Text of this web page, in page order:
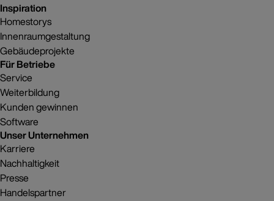
Inspiration
Homestorys
Innenraumgestaltung
Gebäudeprojekte
Für Betriebe
Service
Weiterbildung
Kunden gewinnen
Software
Unser Unternehmen
Karriere
Nachhaltigkeit
Presse
Handelspartner